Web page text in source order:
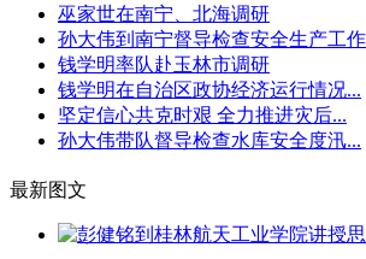
巫家世在南宁、北海调研
孙大伟到南宁督导检查安全生产工作
钱学明率队赴玉林市调研
钱学明在自治区政协经济运行情况...
坚定信心共克时艰 全力推进灾后...
孙大伟带队督导检查水库安全度汛...
最新图文